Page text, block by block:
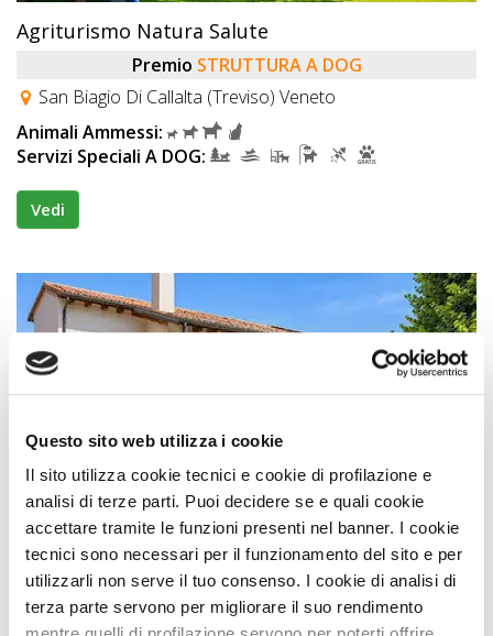
Questo sito web utilizza i cookie
Il sito utilizza cookie tecnici e cookie di profilazione e
analisi di terze parti. Puoi decidere se e quali cookie
accettare tramite le funzioni presenti nel banner. I cookie
tecnici sono necessari per il funzionamento del sito e per
utilizzarli non serve il tuo consenso. I cookie di analisi di
terza parte servono per migliorare il suo rendimento
Agriturismo Natura Salute
Premio STRUTTURA A DOG
San Biagio Di Callalta (Treviso) Veneto
Animali Ammessi:
Servizi Speciali A DOG:
Vedi
Affittacamere
Alloggio Agrituristico Zambon
Premio STRUTTURA A DOG
Vedelago (Treviso) Veneto